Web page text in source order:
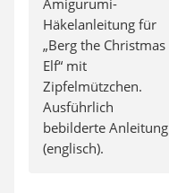
Häkelanleitung für
„Berg the Christmas
Elf“ mit
Zipfelmützchen.
Ausführlich
bebilderte Anleitung
(englisch).